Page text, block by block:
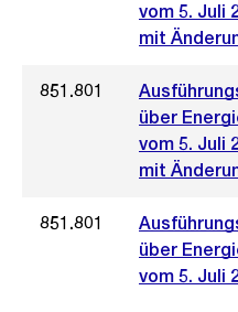
vom 5. Juli
mit
851.801
über
vom 5. Juli
mit
851.801
über
vom 5. Juli